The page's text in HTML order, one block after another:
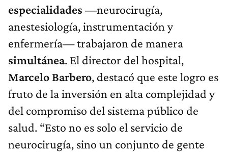
especialidades —neurocirugía,
anestesiología, instrumentación y
enfermería— trabajaron de manera
simultánea. El director del hospital,
Marcelo Barbero, destacó que este logro es
fruto de la inversión en alta complejidad y
del compromiso del sistema público de
salud. “Esto no es solo el servicio de
neurocirugía, sino un conjunto de gente